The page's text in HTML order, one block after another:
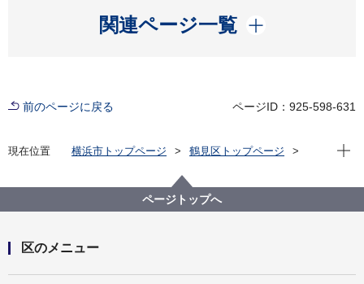
関連ページ一覧
開く
前のページに戻る ページID：925-598-631
現在位置 横浜市トップページ
鶴見区トップページ
鶴見花月園公園の利用について
現在
ページトップへ
区のメニュー